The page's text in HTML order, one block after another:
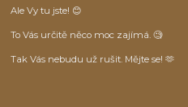
Ale Vy tu jste! 😊
To Vás určitě něco moc zajímá. 🧐
Tak Vás nebudu už rušit. Mějte se! 🫶